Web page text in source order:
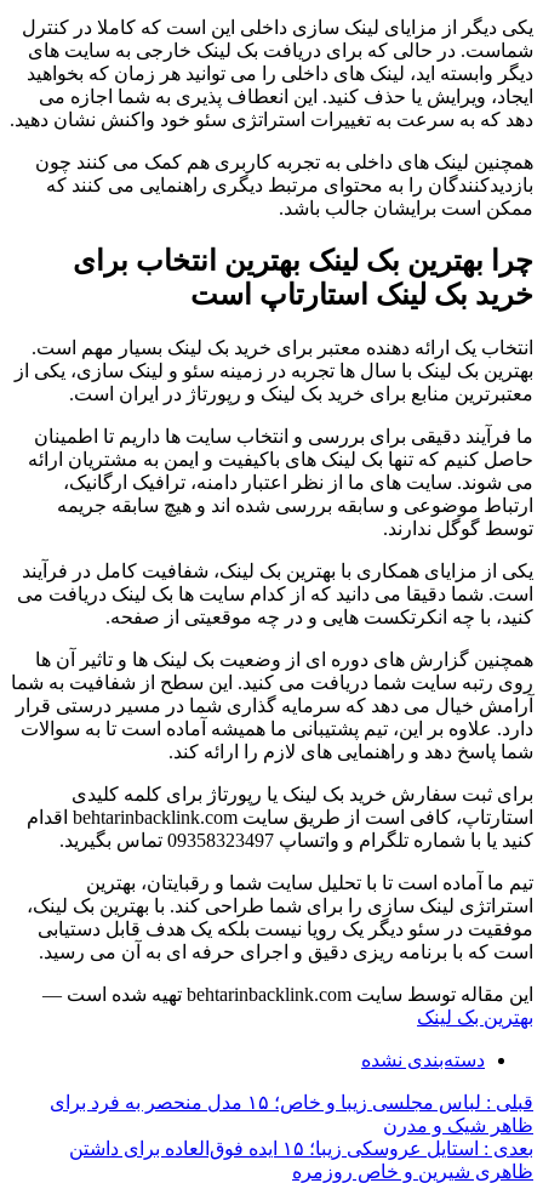
یکی دیگر از مزایای لینک سازی داخلی این است که کاملا در کنترل
شماست. در حالی که برای دریافت بک لینک خارجی به سایت های
دیگر وابسته اید، لینک های داخلی را می توانید هر زمان که بخواهید
ایجاد، ویرایش یا حذف کنید. این انعطاف پذیری به شما اجازه می
دهد که به سرعت به تغییرات استراتژی سئو خود واکنش نشان دهید.
همچنین لینک های داخلی به تجربه کاربری هم کمک می کنند چون
بازدیدکنندگان را به محتوای مرتبط دیگری راهنمایی می کنند که
ممکن است برایشان جالب باشد.
چرا بهترین بک لینک بهترین انتخاب برای
خرید بک لینک استارتاپ است
انتخاب یک ارائه دهنده معتبر برای خرید بک لینک بسیار مهم است.
بهترین بک لینک با سال ها تجربه در زمینه سئو و لینک سازی، یکی از
معتبرترین منابع برای خرید بک لینک و رپورتاژ در ایران است.
ما فرآیند دقیقی برای بررسی و انتخاب سایت ها داریم تا اطمینان
حاصل کنیم که تنها بک لینک های باکیفیت و ایمن به مشتریان ارائه
می شوند. سایت های ما از نظر اعتبار دامنه، ترافیک ارگانیک،
ارتباط موضوعی و سابقه بررسی شده اند و هیچ سابقه جریمه
توسط گوگل ندارند.
یکی از مزایای همکاری با بهترین بک لینک، شفافیت کامل در فرآیند
است. شما دقیقا می دانید که از کدام سایت ها بک لینک دریافت می
کنید، با چه انکرتکست هایی و در چه موقعیتی از صفحه.
همچنین گزارش های دوره ای از وضعیت بک لینک ها و تاثیر آن ها
روی رتبه سایت شما دریافت می کنید. این سطح از شفافیت به شما
آرامش خیال می دهد که سرمایه گذاری شما در مسیر درستی قرار
دارد. علاوه بر این، تیم پشتیبانی ما همیشه آماده است تا به سوالات
شما پاسخ دهد و راهنمایی های لازم را ارائه کند.
برای ثبت سفارش خرید بک لینک یا رپورتاژ برای کلمه کلیدی
استارتاپ، کافی است از طریق سایت behtarinbacklink.com اقدام
کنید یا با شماره تلگرام و واتساپ 09358323497 تماس بگیرید.
تیم ما آماده است تا با تحلیل سایت شما و رقبایتان، بهترین
استراتژی لینک سازی را برای شما طراحی کند. با بهترین بک لینک،
موفقیت در سئو دیگر یک رویا نیست بلکه یک هدف قابل دستیابی
است که با برنامه ریزی دقیق و اجرای حرفه ای به آن می رسید.
این مقاله توسط سایت behtarinbacklink.com تهیه شده است —
بهترین بک لینک
دسته‌بندی نشده
قبلی :
لباس مجلسی زیبا و خاص؛ ۱۵ مدل منحصر به فرد برای
ظاهر شیک و مدرن
بعدی :
استایل عروسکی زیبا؛ ۱۵ ایده فوق‌العاده برای داشتن
ظاهری شیرین و خاص روزمره